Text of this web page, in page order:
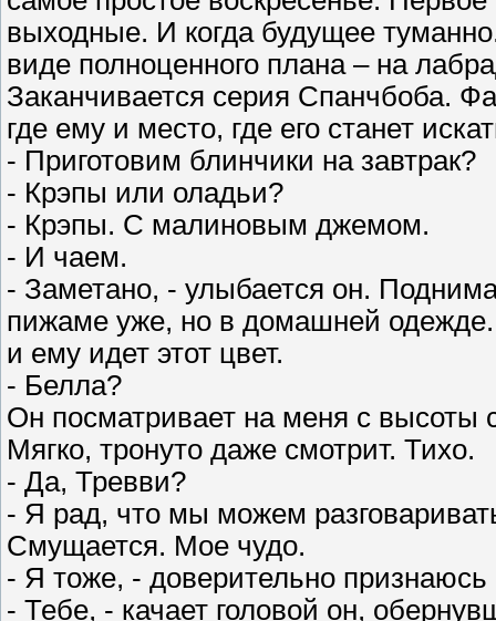
выходные. И когда будущее
виде полноценного плана – на
Заканчивается серия Спанчбоба.
где ему и место, где его станет
- Приготовим блинчики на завтрак?
- Крэпы или оладьи?
- Крэпы. С малиновым джемом.
- И чаем.
- Заметано, - улыбается он.
пижаме уже, но в домашней одежде.
и ему идет этот цвет.
- Белла?
Он посматривает на меня с высоты
Мягко, тронуто даже смотрит. Тихо.
- Да, Тревви?
- Я рад, что мы можем
Смущается. Мое чудо.
- Я тоже, - доверительно
- Тебе, - качает головой он,